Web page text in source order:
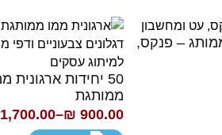
– פנקס,
50 יחידות ארגונית
ממותגת
₪ 900.00
–
1,700.00
טווח